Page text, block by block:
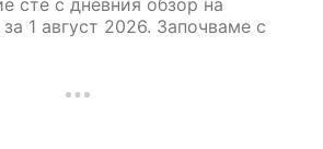
1 август 2026. Започваме с